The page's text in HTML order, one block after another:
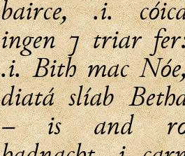
bairce, .i.
ingen ⁊ triar
.i. Bith mac
diatá slíab
– is and